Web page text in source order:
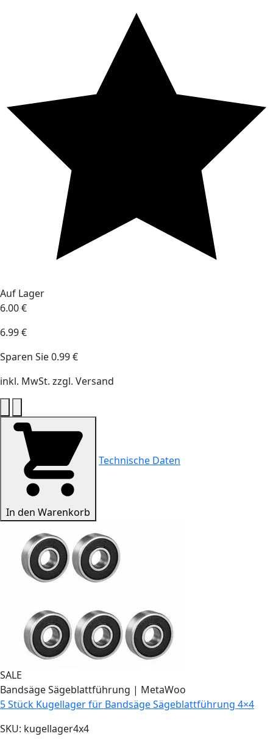
Auf Lager
6.00 €
6.99 €
Sparen Sie 0.99 €
inkl. MwSt. zzgl. Versand
In den Warenkorb
Technische Daten
SALE
Bandsäge Sägeblattführung | MetaWoo
5 Stück Kugellager für Bandsäge Sägeblattführung 4×4
SKU: kugellager4x4